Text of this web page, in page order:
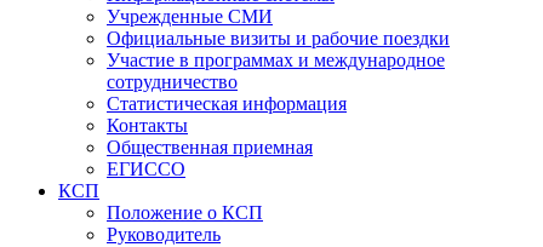
Учрежденные СМИ
Официальные визиты и рабочие поездки
Участие в программах и международное
сотрудничество
Статистическая информация
Контакты
Общественная приемная
ЕГИССО
КСП
Положение о КСП
Руководитель